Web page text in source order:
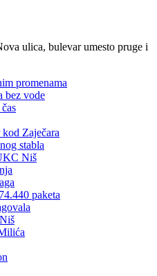
promenama
bez vode
Zaječara
stabla
Niš
paketa